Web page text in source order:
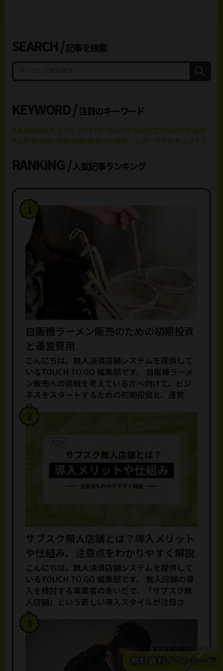
SEARCH /記事を検索
KEYWORD /注目のキーワード
#事業展開#売上アップ#TTG-HELLO#福利厚生#人手不足解消
#人件費削減#経費削減#飲食店#調査・レポート#セキュリティ
RANKING /人気記事ランキング
1
自販機ラーメン販売のための初期投資
と運営費用
こんにちは。無人決済店舗システムを提供して
いるTOUCH TO GO 編集部です。 自販機ラーメ
ン販売への挑戦を考えている方へ向けて、ビジ
ネスをスタートするための初期投資と、運営
に...
2
サブスク無人店舗とは？導入メリット
や仕組み、注意点をわかりやすく解説
こんにちは。無人決済店舗システムを提供して
いるTOUCH TO GO 編集部です。 無人店舗の導
入を検討する事業者のあいだで、「サブスク無
人店舗」という新しい導入スタイルが注目さ
れ...
3